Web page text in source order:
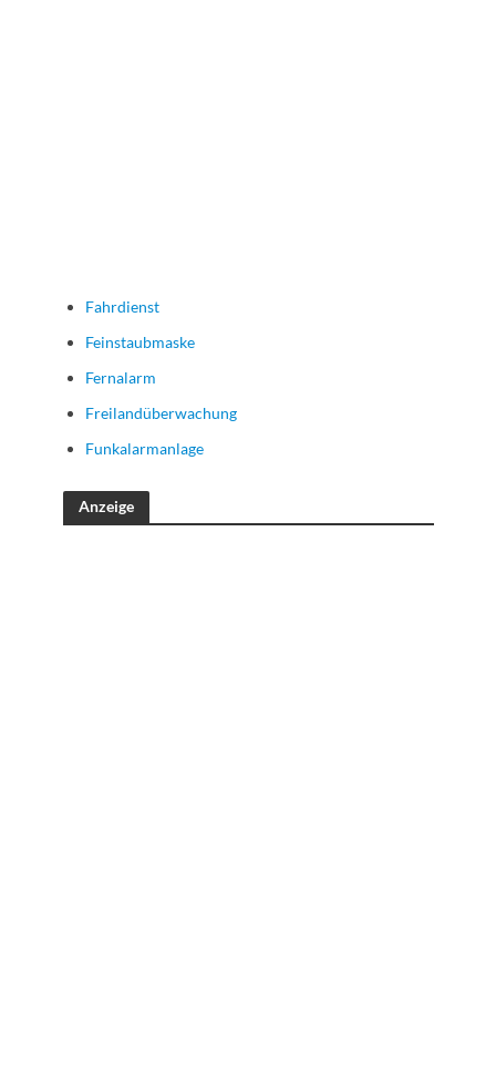
Fahrdienst
Feinstaubmaske
Fernalarm
Freilandüberwachung
Funkalarmanlage
Anzeige